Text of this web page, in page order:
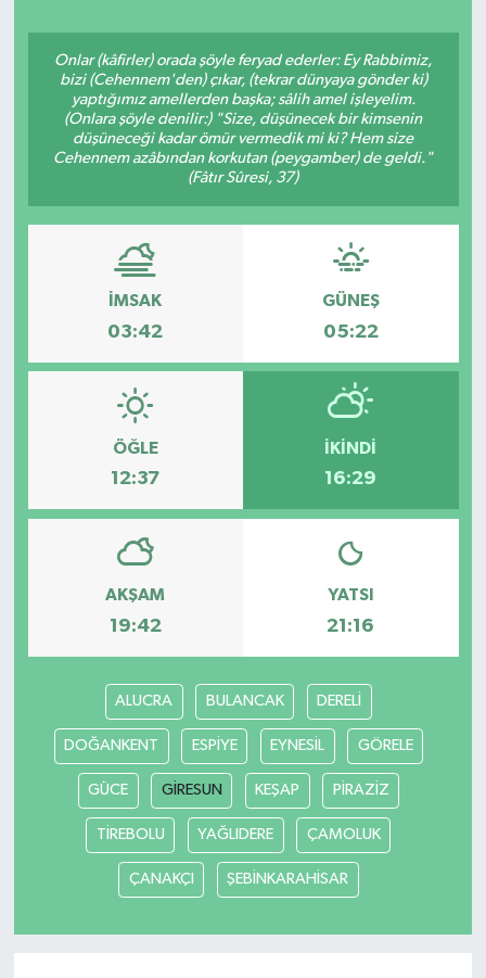
Onlar (kâfirler) orada şöyle feryad ederler: Ey Rabbimiz,
bizi (Cehennem'den) çıkar, (tekrar dünyaya gönder ki)
yaptığımız amellerden başka; sâlih amel işleyelim.
(Onlara şöyle denilir:) "Size, düşünecek bir kimsenin
düşüneceği kadar ömür vermedik mi ki? Hem size
Cehennem azâbından korkutan (peygamber) de geldi."
(Fâtır Sûresi, 37)
İMSAK
03:42
GÜNEŞ
05:22
ÖĞLE
12:37
İKINDI
16:29
AKŞAM
19:42
YATSI
21:16
ALUCRA BULANCAK DERELİ
DOĞANKENT ESPİYE EYNESİL GÖRELE
GÜCE GİRESUN KEŞAP PİRAZİZ
TİREBOLU YAĞLIDERE ÇAMOLUK
ÇANAKÇI ŞEBİNKARAHİSAR
ÖZEL HABER
SAĞLIK
SPOR
TARİH
TASAVVUF